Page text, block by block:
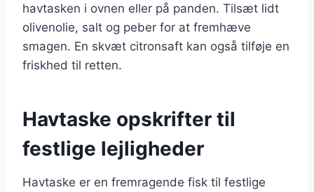
havtasken i ovnen eller på panden. Tilsæt lidt
olivenolie, salt og peber for at fremhæve
smagen. En skvæt citronsaft kan også tilføje en
friskhed til retten.
Havtaske opskrifter til
festlige lejligheder
Havtaske er en fremragende fisk til festlige